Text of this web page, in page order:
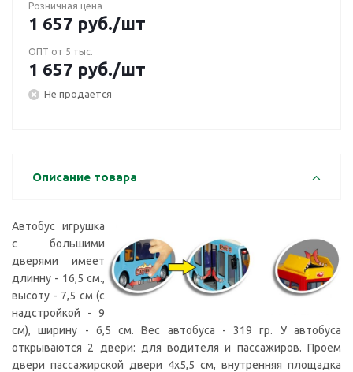
Розничная цена
1 657 руб./шт
ОПТ от 5 тыс.
1 657 руб./шт
Не продается
Описание товара
Автобус игрушка
с большими
дверями имеет
длинну - 16,5 см.,
высоту - 7,5 см (с
надстройкой - 9
см), ширину - 6,5 см. Вес автобуса - 319 гр. У автобуса
открываются 2 двери: для водителя и пассажиров. Проем
двери пассажирской двери 4х5,5 см, внутренняя площадка